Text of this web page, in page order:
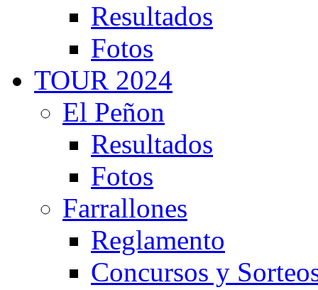
Resultados
Fotos
TOUR 2024
El Peñon
Resultados
Fotos
Farrallones
Reglamento
Concursos y